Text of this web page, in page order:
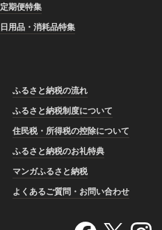
定期便特集
日用品・消耗品特集
ふるさと納税の流れ
ふるさと納税制度について
住民税・所得税の控除について
ふるさと納税のお礼特典
マンガふるさと納税
よくあるご質問・お問い合わせ